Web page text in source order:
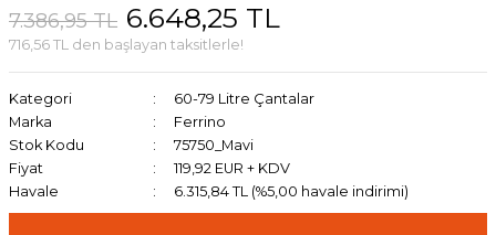
7.386,95 TL 6.648,25 TL
716,56 TL den başlayan taksitlerle!
Kategori
60-79 Litre Çantalar
Marka
Ferrino
Stok Kodu
75750_Mavi
Fiyat
119,92 EUR + KDV
Havale
6.315,84 TL (%5,00 havale indirimi)